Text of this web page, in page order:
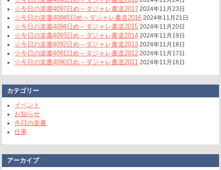
☆今日の楽書4097日め～ダジャレ書道2017 2024年11月23日
☆今日の楽書40945日め～ダジャレ書道2016 2024年11月21日
☆今日の楽書4094日め～ダジャレ書道2015 2024年11月20日
☆今日の楽書4093日め～ダジャレ書道2014 2024年11月19日
☆今日の楽書4092日め～ダジャレ書道2013 2024年11月18日
☆今日の楽書4091日め～ダジャレ書道2012 2024年11月17日
☆今日の楽書4090日め～ダジャレ書道2011 2024年11月16日
カテゴリー
イベント
お知らせ
今日の楽書
仕事
アーカイブ